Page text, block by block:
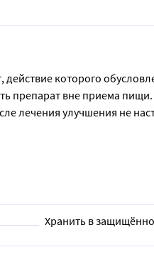
которого
препарат вне приема
лечения улучшения не
только согласно тем
Хранить в